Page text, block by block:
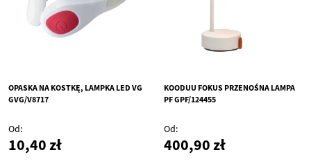
OPASKA NA KOSTKĘ, LAMPKA LED VG
GVG/V8717
Od
10,40 zł
KOODUU FOKUS PRZENOŚNA LAMPA
PF GPF/124455
Od
400,90 zł